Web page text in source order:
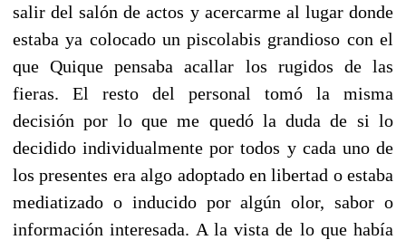
salir del salón de actos y acercarme al lugar donde
estaba ya colocado un piscolabis grandioso con el
que Quique pensaba acallar los rugidos de las
fieras. El resto del personal tomó la misma
decisión por lo que me quedó la duda de si lo
decidido individualmente por todos y cada uno de
los presentes era algo adoptado en libertad o estaba
mediatizado o inducido por algún olor, sabor o
información interesada. A la vista de lo que había